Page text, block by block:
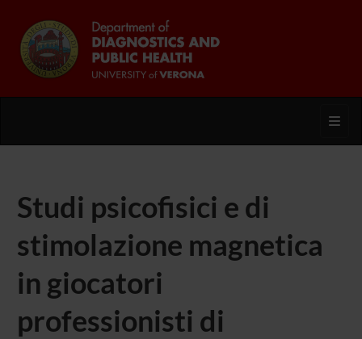
Studi psicofisici e di
stimolazione magnetica
in giocatori
professionisti di